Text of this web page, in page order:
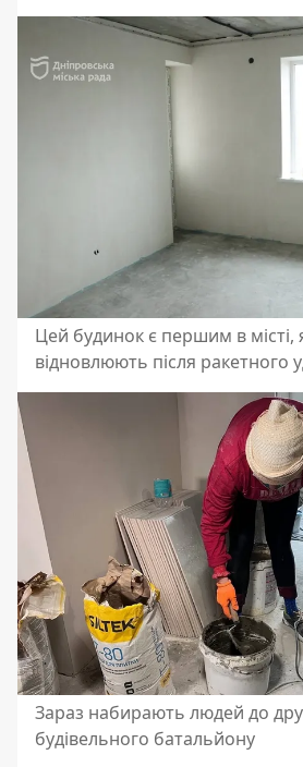
Цей будинок є першим в місті,
відновлюють після ракетного
Зараз набирають людей до
будівельного батальйону